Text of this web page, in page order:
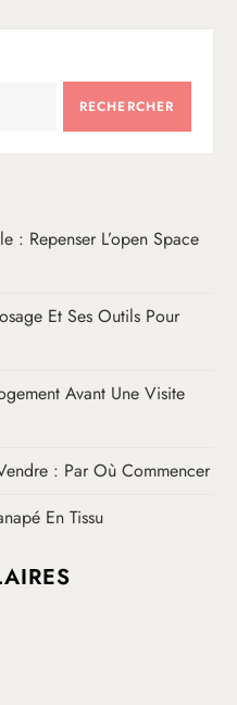
RECHERCHER
: Repenser L’open Space
Et Ses Outils Pour
Avant Une Visite
: Par Où Commencer
En Tissu